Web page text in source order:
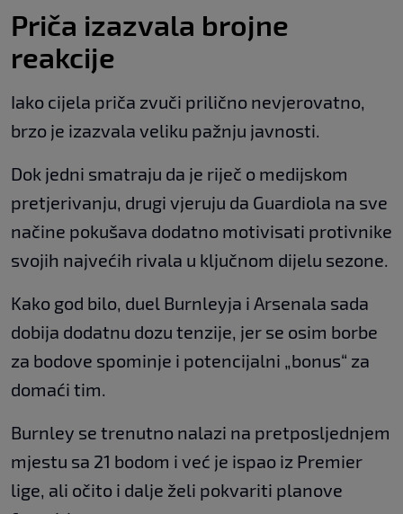
Priča izazvala brojne
reakcije
Iako cijela priča zvuči prilično nevjerovatno,
brzo je izazvala veliku pažnju javnosti.
Dok jedni smatraju da je riječ o medijskom
pretjerivanju, drugi vjeruju da Guardiola na sve
načine pokušava dodatno motivisati protivnike
svojih najvećih rivala u ključnom dijelu sezone.
Kako god bilo, duel Burnleyja i Arsenala sada
dobija dodatnu dozu tenzije, jer se osim borbe
za bodove spominje i potencijalni „bonus“ za
domaći tim.
Burnley se trenutno nalazi na pretposljednjem
mjestu sa 21 bodom i već je ispao iz Premier
lige, ali očito i dalje želi pokvariti planove